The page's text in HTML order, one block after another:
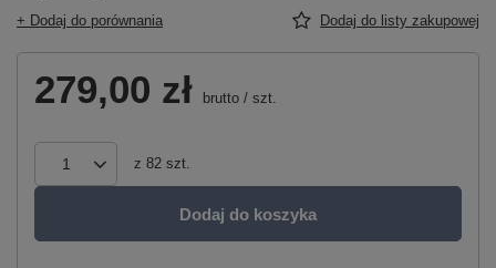
+ Dodaj do porównania Dodaj do listy zakupowej
279,00 zł brutto / szt.
z 82 szt.
Dodaj do koszyka